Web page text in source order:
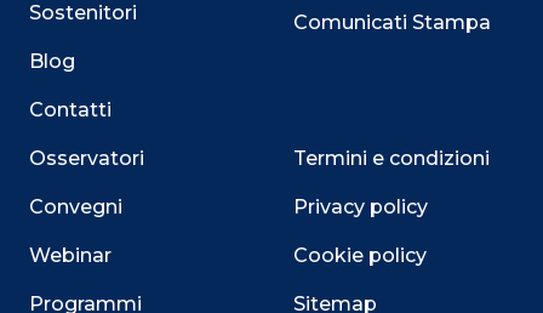
Sostenitori
Blog
Contatti
Osservatori
Convegni
Webinar
Programmi
Comunicati Stampa
Termini e condizioni
Privacy policy
Cookie policy
Sitemap